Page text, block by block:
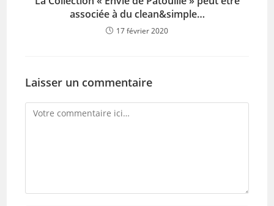
associée à du clean&simple…
17 février 2020
Laisser un commentaire
Comment